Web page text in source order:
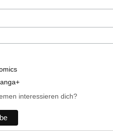
interessieren dich?